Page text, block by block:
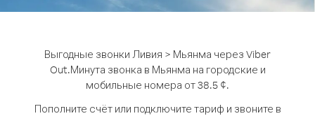
Выгодные звонки Ливия > Мьянма через Viber
Out.Минута звонка в Мьянма на городские и
мобильные номера от 38.5 ¢.
Пополните счёт или подключите тариф и звоните в